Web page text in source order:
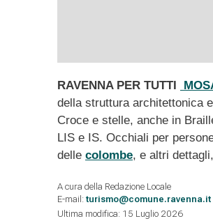
RAVENNA PER TUTTI
della struttura architettonica
Croce e stelle, anche in
LIS e IS. Occhiali per
delle colombe, e altri
A cura della Redazione Locale
E-mail: turismo@comune.ravenna.it
Ultima modifica: 15 Luglio 2026